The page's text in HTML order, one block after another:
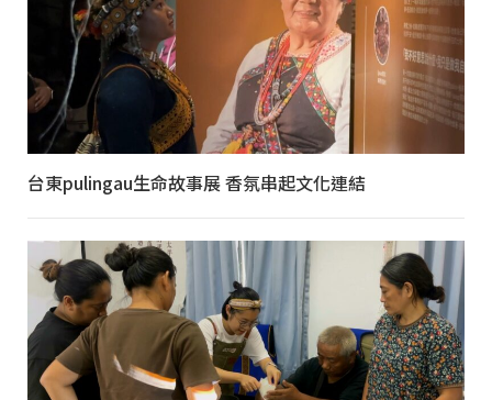
台東pulingau生命故事展 香氛串起文化連結